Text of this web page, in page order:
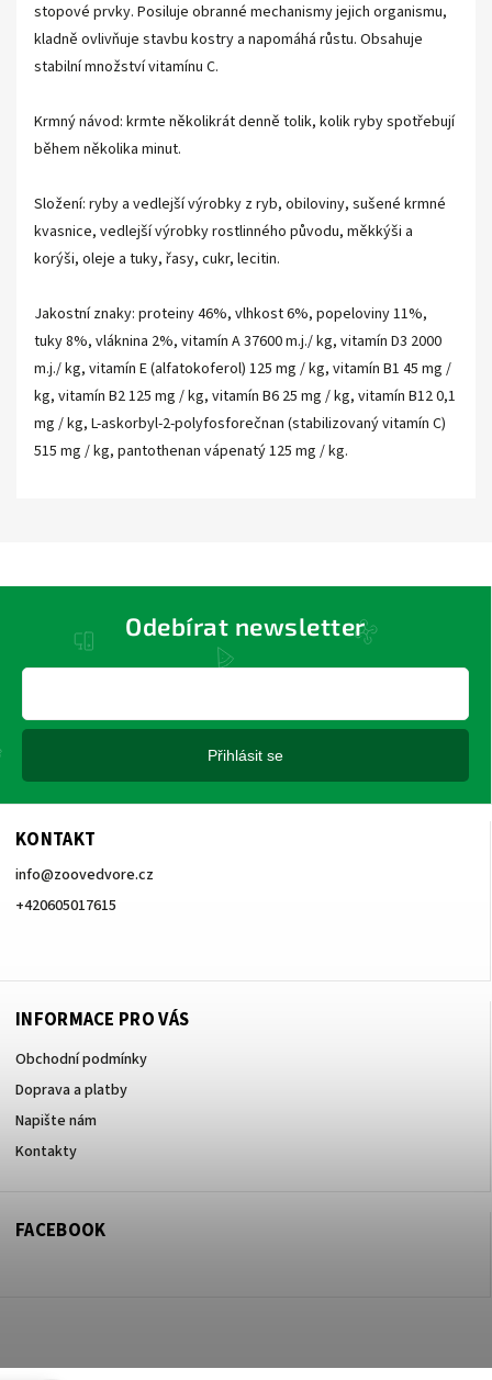
stopové prvky. Posiluje obranné mechanismy jejich organismu,
kladně ovlivňuje stavbu kostry a napomáhá růstu. Obsahuje
stabilní množství vitamínu C.
Krmný návod: krmte několikrát denně tolik, kolik ryby spotřebují
během několika minut.
Složení: ryby a vedlejší výrobky z ryb, obiloviny, sušené krmné
kvasnice, vedlejší výrobky rostlinného původu, měkkýši a
korýši, oleje a tuky, řasy, cukr, lecitin.
Jakostní znaky: proteiny 46%, vlhkost 6%, popeloviny 11%,
tuky 8%, vláknina 2%, vitamín A 37600 m.j./ kg, vitamín D3 2000
m.j./ kg, vitamín E (alfatokoferol) 125 mg / kg, vitamín B1 45 mg /
kg, vitamín B2 125 mg / kg, vitamín B6 25 mg / kg, vitamín B12 0,1
mg / kg, L-askorbyl-2-polyfosforečnan (stabilizovaný vitamín C)
515 mg / kg, pantothenan vápenatý 125 mg / kg.
KONTAKT
info@zoovedvore.cz
+420605017615
INFORMACE PRO VÁS
Obchodní podmínky
Doprava a platby
Napište nám
Kontakty
Odebírat newsletter
Přihlásit se
FACEBOOK